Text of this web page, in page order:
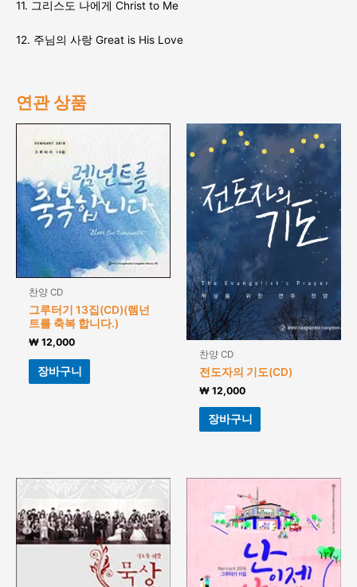
11. 그리스도 나에게 Christ to Me
12. 주님의 사랑 Great is His Love
연관 상품
찬양 CD
그루터기 13집(CD)(렘넌
트를 축복 합니다.)
₩ 12,000
장바구니
찬양 CD
전도자의 기도(CD)
₩ 12,000
장바구니